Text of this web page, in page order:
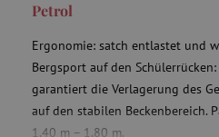
Petrol
Ergonomie: satch entlastet und
Bergsport auf den
garantiert die Verlagerung des
auf den stabilen Beckenbereich.
1,40 m – 1,80 m._pinterest_ct_ua